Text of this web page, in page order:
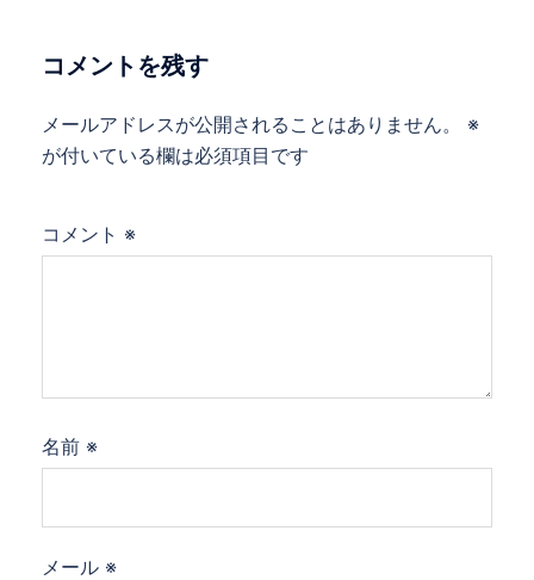
コメントを残す
メールアドレスが公開されることはありません。
※
が付いている欄は必須項目です
コメント ※
名前 ※
メール ※